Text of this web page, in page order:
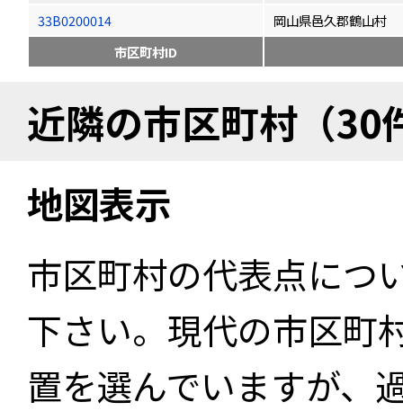
33B0200014
岡山県邑久郡鶴山村
市区町村ID
近隣の市区町村（30
地図表示
市区町村の代表点につ
下さい。現代の市区町
置を選んでいますが、